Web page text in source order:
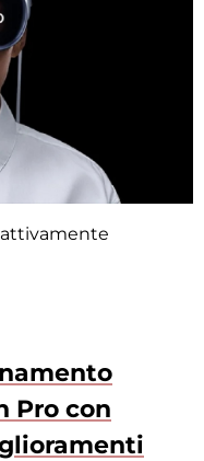
attivamente
Pro con